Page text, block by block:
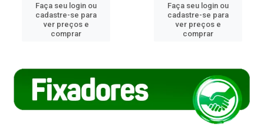
Faça seu login ou
cadastre-se para
ver preços e
comprar
Faça seu login ou
cadastre-se para
ver preços e
comprar